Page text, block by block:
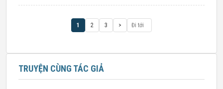
1 2 3 >
TRUYỆN CÙNG TÁC GIẢ